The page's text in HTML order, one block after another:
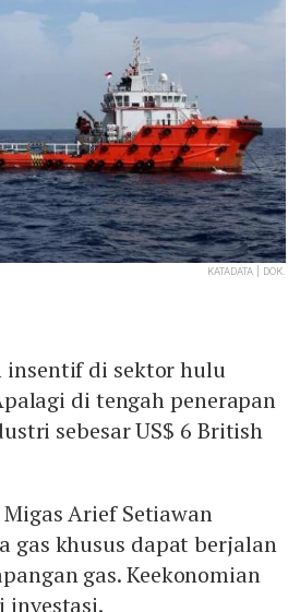
KATADATA | DOK.
insentif di sektor hulu
di tengah penerapan
sebesar US$ 6 British
Arief Setiawan
gas khusus dapat berjalan
gas. Keekonomian
investasi.